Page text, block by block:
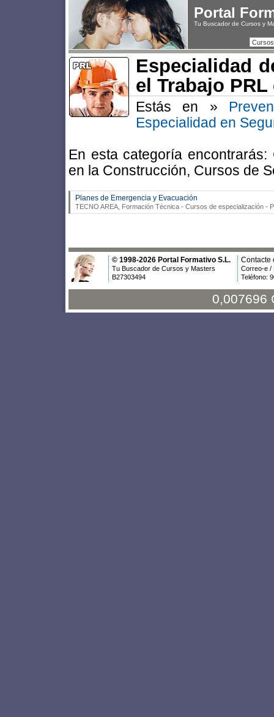
Portal
Tu Buscador de Cursos y
Especialidad
el Trabajo
Estás en »
Especialidad en
En esta categoría
en la Construcción, Cursos de
Planes de Emergencia y Evacuación
TECNO AREA, Formación Técnica - Cursos de especialización -
© 1998-2026 Portal Formativo S.L.
Tu Buscador de Cursos y Masters
B27303494
Contacte
Correo-e /
Teléfono:
0,007696